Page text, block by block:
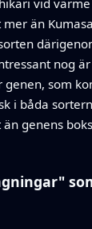
vid
än
nog
genen, som
i båda
genens